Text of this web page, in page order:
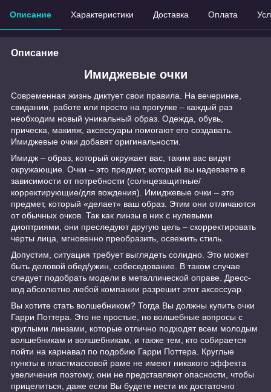
Описание Характеристики Доставка Оплата
Описание
Имиджевые очки
Современная жизнь диктует свои правила. На вечеринке,
свидании, работе или просто на прогулке – каждый раз
необходим новый уникальный образ. Одежда, обувь,
прическа, макияж, аксессуары помогают его создавать.
Имиджевые очки добавят оригинальности.
Имидж – образ, который окружает вас, таким вас видят
окружающие. Очки – это предмет, который вы надеваете в
зависимости от потребности (солнцезащитные/
корректирующие/для вождения). Имиджевые очки – это
предмет, который «делает» ваш образ. Этим они отличаются
от обычных очков. Так как линзы в них с нулевыми
диоптриями, они преследуют другую цель – скорректировать
черты лица, мгновенно преобразить, освежить стиль.
Допустим, ситуация требует выглядеть солидно. Это может
быть деловой обед/ужин, собеседование. В таком случае
следует подобрать модели в металлической оправе. Дресс-
код абсолютно любой компании разрешит этот аксессуар.
Вы хотите стать волшебником? Тогда Вы должны купить очки
Гарри Поттера. Это не простые, но волшебные вопросы с
круглыми линзами, которые отлично подходят всем молодым
волшебникам и волшебникам, и также тем, кто собирается
пойти на карнавал по подобию Гарри Поттера. Круглые
пункты в пластмассовой раме не имеют никакого эффекта
увеличения поэтому, они не представляют опасности, чтобы
прицелиться, даже если Вы будете нести их достаточно